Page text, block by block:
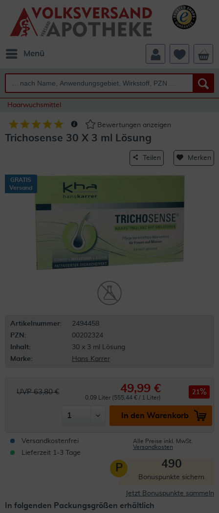
Menü
Haarwuchsmittel
Bewertungen anzeigen
Trichosense 30 X 3 ml Lösung
Teilen Merken
GRATIS
Versand
Artikelnummer:
2494458
PZN:
00202324
Inhalt:
30 x 3 ml Lösung
Marke:
Hans Karrer
UVP 63,80 € 49,99 €
0.09 Liter (555,44 € / 1 Liter)
21
In den Warenkorb
Versandkostenfrei
Lieferzeit 1-3 Tage
Alle Preise inkl. MwSt.
Versandkosten
P 490
Bonuspunkte sichern
Jetzt Bonuspunkte sammeln
In folgenden Packungsgrößen erhältlich